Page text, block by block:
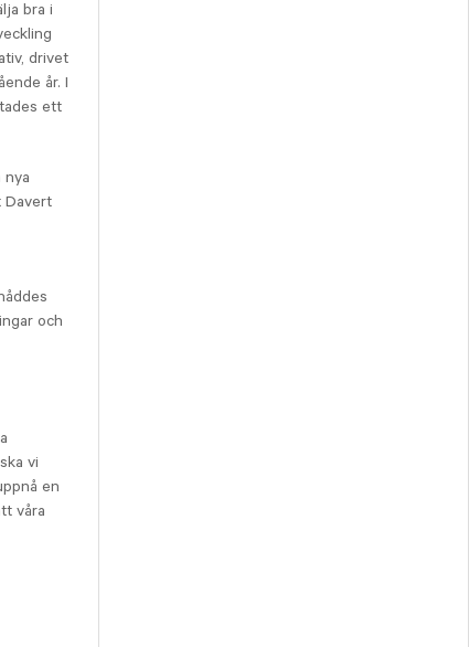
bra i
drivet
år. I
ett
Davert
och
vi
en
våra